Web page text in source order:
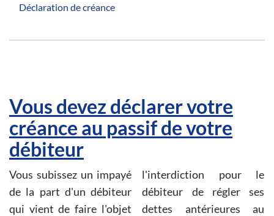
Déclaration de créance
Vous devez déclarer votre
créance au passif de votre
débiteur
Vous subissez un impayé
de la part d'un débiteur
qui vient de faire l'objet
l'interdiction pour le
débiteur de régler ses
dettes antérieures au